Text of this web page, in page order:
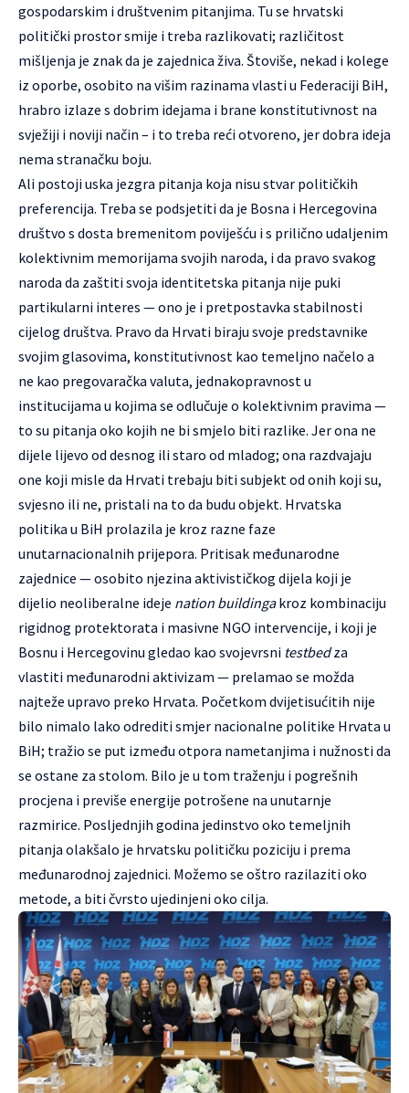
gospodarskim i društvenim pitanjima. Tu se hrvatski
politički prostor smije i treba razlikovati; različitost
mišljenja je znak da je zajednica živa. Štoviše, nekad i kolege
iz oporbe, osobito na višim razinama vlasti u Federaciji BiH,
hrabro izlaze s dobrim idejama i brane konstitutivnost na
svježiji i noviji način – i to treba reći otvoreno, jer dobra ideja
nema stranačku boju.
Ali postoji uska jezgra pitanja koja nisu stvar političkih
preferencija. Treba se podsjetiti da je Bosna i Hercegovina
društvo s dosta bremenitom poviješću i s prilično udaljenim
kolektivnim memorijama svojih naroda, i da pravo svakog
naroda da zaštiti svoja identitetska pitanja nije puki
partikularni interes — ono je i pretpostavka stabilnosti
cijelog društva. Pravo da Hrvati biraju svoje predstavnike
svojim glasovima, konstitutivnost kao temeljno načelo a
ne kao pregovaračka valuta, jednakopravnost u
institucijama u kojima se odlučuje o kolektivnim pravima —
to su pitanja oko kojih ne bi smjelo biti razlike. Jer ona ne
dijele lijevo od desnog ili staro od mladog; ona razdvajaju
one koji misle da Hrvati trebaju biti subjekt od onih koji su,
svjesno ili ne, pristali na to da budu objekt. Hrvatska
politika u BiH prolazila je kroz razne faze
unutarnacionalnih prijepora. Pritisak međunarodne
zajednice — osobito njezina aktivističkog dijela koji je
dijelio neoliberalne ideje nation buildingakroz kombinaciju
rigidnog protektorata i masivne NGO intervencije, i koji je
Bosnu i Hercegovinu gledao kao svojevrsni testbedza
vlastiti međunarodni aktivizam — prelamao se možda
najteže upravo preko Hrvata. Početkom dvijetisućitih nije
bilo nimalo lako odrediti smjer nacionalne politike Hrvata u
BiH; tražio se put između otpora nametanjima i nužnosti da
se ostane za stolom. Bilo je u tom traženju i pogrešnih
procjena i previše energije potrošene na unutarnje
razmirice. Posljednjih godina jedinstvo oko temeljnih
pitanja olakšalo je hrvatsku političku poziciju i prema
međunarodnoj zajednici. Možemo se oštro razilaziti oko
metode, a biti čvrsto ujedinjeni oko cilja.